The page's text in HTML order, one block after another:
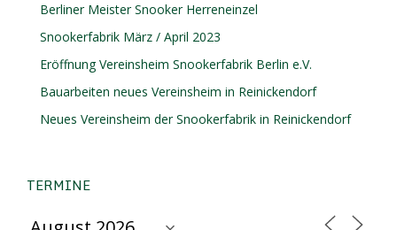
Berliner Meister Snooker Herreneinzel
Snookerfabrik März / April 2023
Eröffnung Vereinsheim Snookerfabrik Berlin e.V.
Bauarbeiten neues Vereinsheim in Reinickendorf
Neues Vereinsheim der Snookerfabrik in Reinickendorf
TERMINE